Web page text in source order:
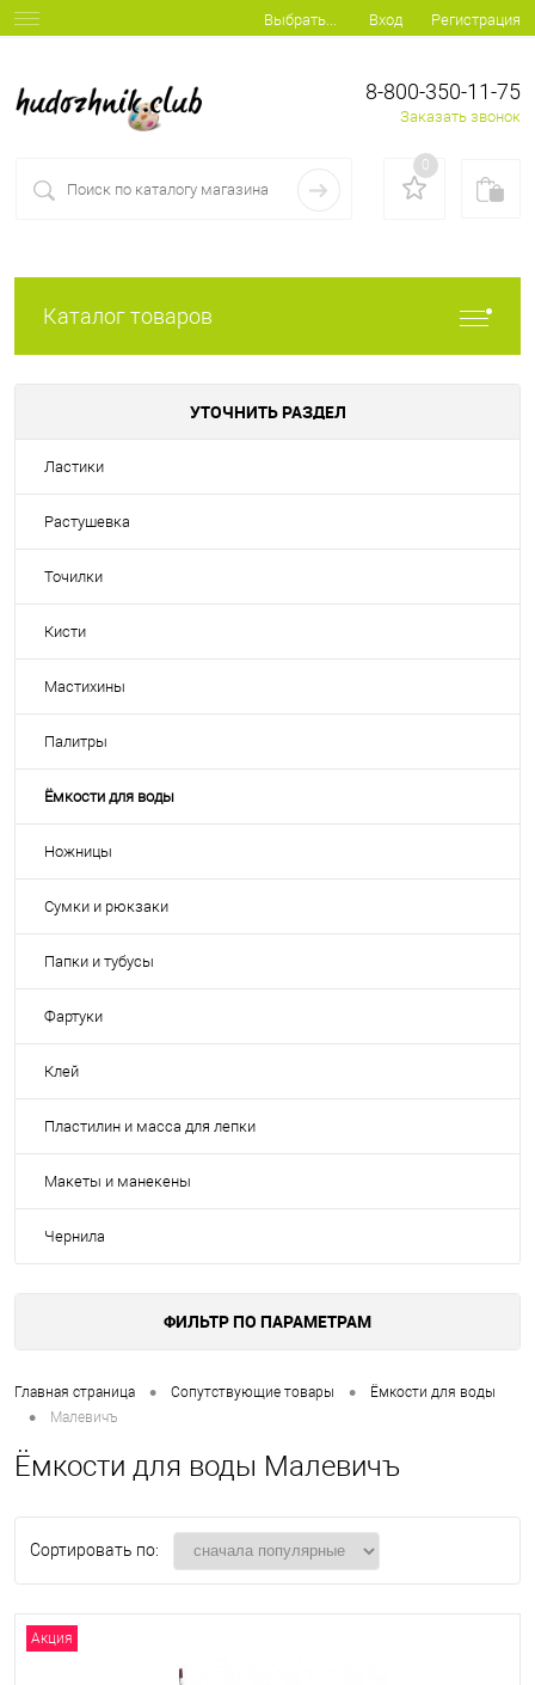
Выбрать... Вход Регистрация
8-800-350-11-75
Заказать звонок
0
Каталог товаров
УТОЧНИТЬ РАЗДЕЛ
Ластики
Растушевка
Точилки
Кисти
Мастихины
Палитры
Ёмкости для воды
Ножницы
Сумки и рюкзаки
Папки и тубусы
Фартуки
Клей
Пластилин и масса для лепки
Макеты и манекены
Чернила
ФИЛЬТР ПО ПАРАМЕТРАМ
Главная страница • Сопутствующие товары • Ёмкости для воды
• Малевичъ
Ёмкости для воды Малевичъ
Сортировать по:
Акция